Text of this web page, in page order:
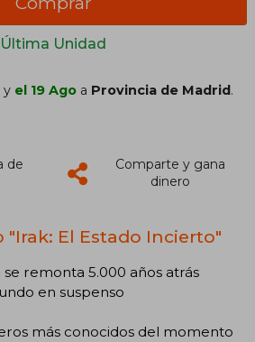
Última Unidad
y el 19 Ago a Provincia de Madrid .
de
Comparte y gana
dinero
"Irak: El Estado Incierto"
remonta 5.000 años atrás
en suspenso
más conocidos del momento